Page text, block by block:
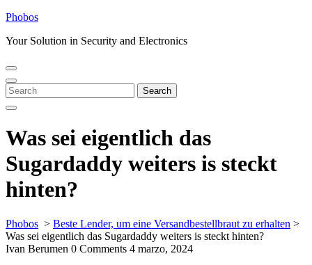
Skip
content
Phobos
Your Solution in Security and Electronics
Open
Menu
Close
Menu
Search
for:
Search
Was sei eigentlich das
Sugardaddy weiters is steckt
hinten?
Phobos > Beste Lender, um eine Versandbestellbraut zu erhalten >
Was sei eigentlich das Sugardaddy weiters is steckt hinten?
Ivan Berumen 0 Comments 4 marzo, 2024